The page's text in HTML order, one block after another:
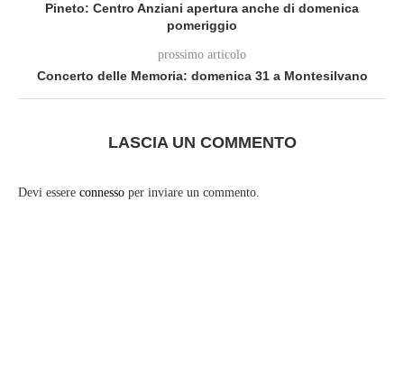
Pineto: Centro Anziani apertura anche di domenica
pomeriggio
prossimo articolo
Concerto delle Memoria: domenica 31 a Montesilvano
LASCIA UN COMMENTO
Devi essere connesso per inviare un commento.